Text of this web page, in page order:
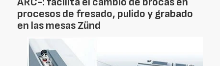
procesos de fresado, pulido y grabado
en las mesas Zünd